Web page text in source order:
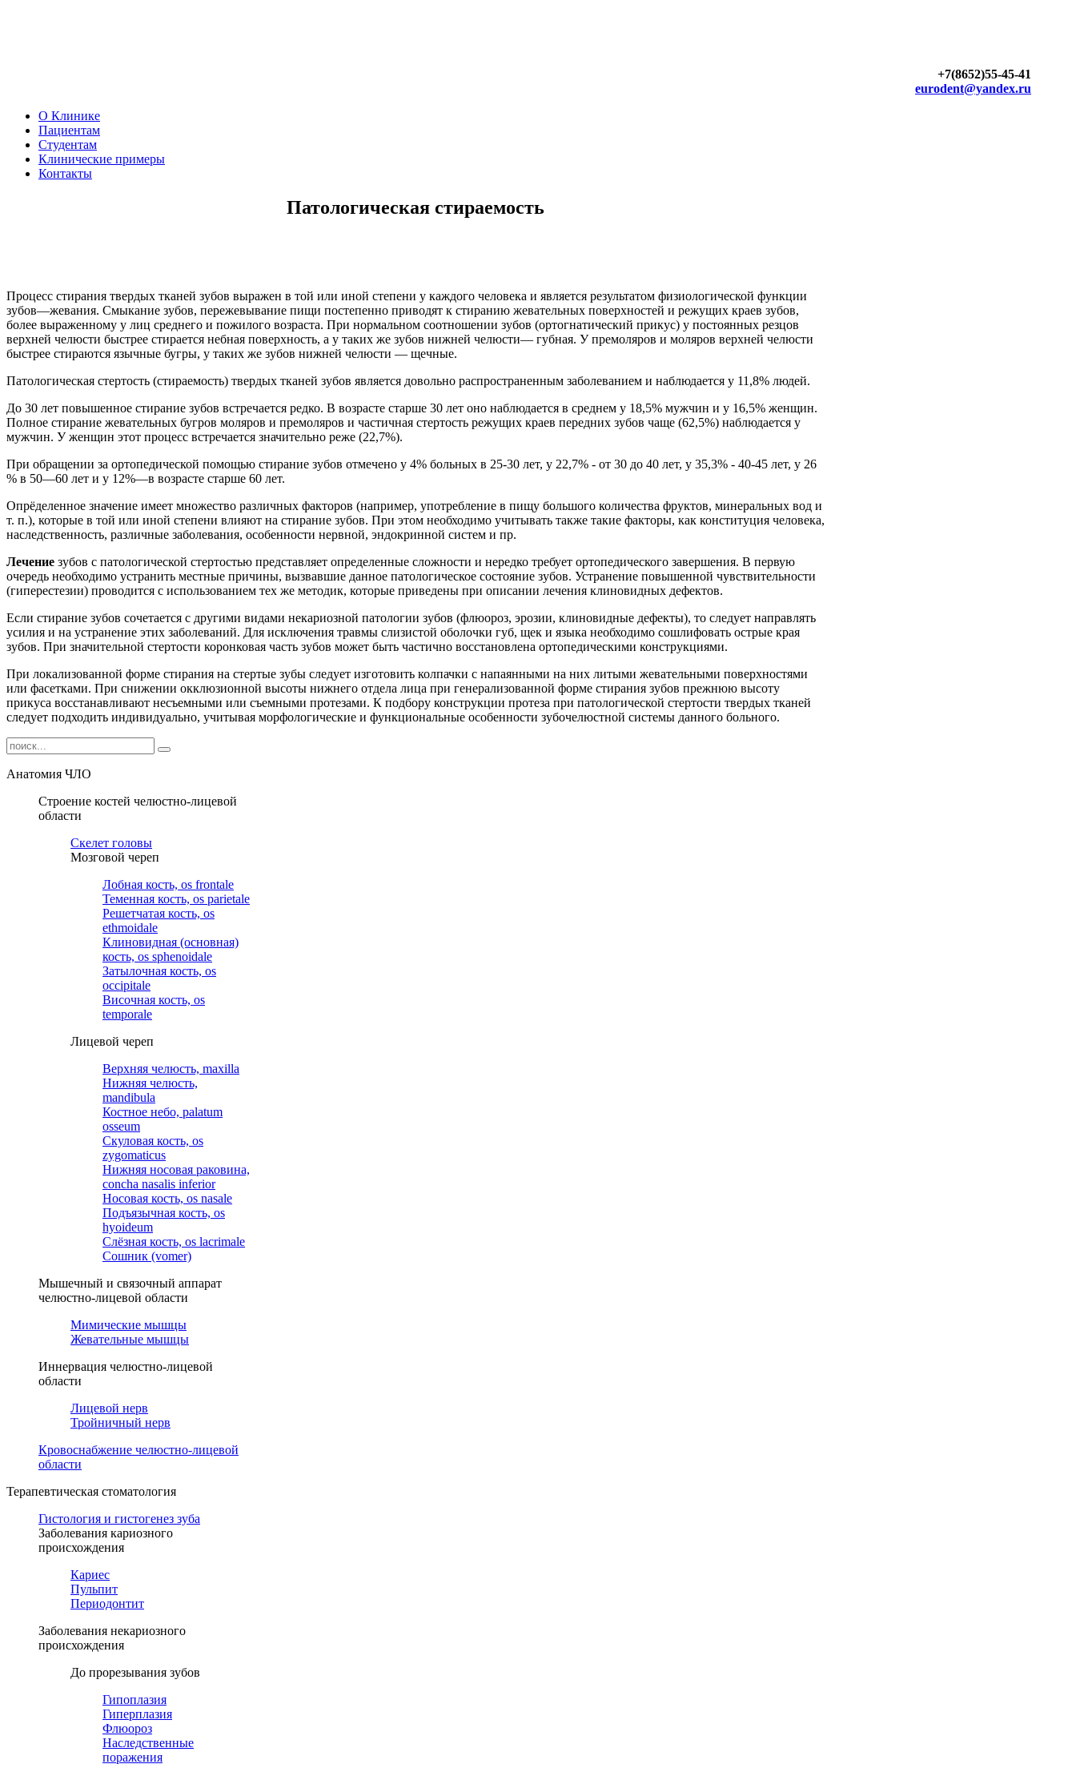
+7(8652)55-45-41
eurodent@yandex.ru
О Клинике
Пациентам
Студентам
Клинические примеры
Контакты
Патологическая стираемость
Процесс стирания твердых тканей зубов выражен в той или иной степени у каждого человека и является результатом физиологической функции
зубов—жевания. Смыкание зубов, пережевывание пищи постепенно приводят к стиранию жевательных поверхностей и режущих краев зубов,
более выраженному у лиц среднего и пожилого возраста. При нормальном соотношении зубов (ортогнатический прикус) у постоянных резцов
верхней челюсти быстрее стирается небная поверхность, а у таких же зубов нижней челюсти— губная. У премоляров и моляров верхней челюсти
быстрее стираются язычные бугры, у таких же зубов нижней челюсти — щечные.
Патологическая стертость (стираемость) твердых тканей зубов является довольно распространенным заболеванием и наблюдается у 11,8% людей.
До 30 лет повы­шенное стирание зубов встречается редко. В возрасте старше 30 лет оно наблюдается в среднем у 18,5% мужчин и у 16,5% женщин.
Полное стирание жевательных бугров моляров и премоляров и частичная стертость режущих краев передних зубов чаще (62,5%) наблюдается у
мужчин. У женщин этот процесс встречается значительно реже (22,7%).
При обращении за ортопедической помощью стирание зубов oтмечено у 4% больных в 25-30 лет, у 22,7% - от 30 до 40 лет, у 35,3% - 40-45 лет, у 26
% в 50—60 лет и у 12%—в возрасте старше 60 лет.
Опрёделенное значение имеет множество различных факторов (например, употребление в пищу большого количества фруктов, минеральных вод и
т. п.), которые в той или иной степени влияют на стирание зубов. При этом необходимо учитывать также такие факторы, как конституция человека,
наследственность, различные заболевания, особенности нервной, эндокринной систем и пр.
Лечение зубов с патологической стертостью представляет определенные сложности и нередко требует ортопедичес­кого завершения. В первую
очередь необходимо устранить местные причины, вызвавшие данное патологическое состояние зубов. Устранение повышенной чувствительности
(гиперестезии) проводится с использованием тех же мето­дик, которые приведены при описании лечения клиновидных дефектов.
Если стирание зубов сочетается с другими видами некариозной патологии зубов (флюороз, эрозии, клиновид­ные дефекты), то следует направлять
усилия и на устранение этих заболеваний. Для исключения травмы слизистой оболочки губ, щек и языка необходимо сошлифовать острые края
зубов. При значительной стертости коронковая часть зубов может быть частично восстановлена ортопедическими конструкциями.
При локализованной форме стирания на стертые зубы следует изготовить колпачки с напаянными на них литыми жевательными поверхностями
или фасетками. При снижении окклюзионной высоты нижнего отдела лица при генерализованной форме стирания зубов прежнюю высоту
прикуса восстанавливают несъемными или съемными протезами. К подбору конструкции протеза при патологической стертости твердых тканей
следует подходить индивидуально, учитывая морфологические и функциональные особенности зубочелюстной системы данного больного.
Анатомия ЧЛО
Строение костей челюстно-лицевой
области
Cкелет головы
Мозговой череп
Лобная кость, os frontale
Теменная кость, os parietale
Решетчатая кость, os
ethmoidale
Клиновидная (основная)
кость, os sphenoidale
Затылочная кость, os
occipitale
Височная кость, os
temporale
Лицевой череп
Верхняя челюсть, maxilla
Нижняя челюсть,
mandibula
Костное небо, palatum
osseum
Скуловая кость, os
zygomaticus
Нижняя носовая раковина,
concha nasalis inferior
Носовая кость, os nasale
Подъязычная кость, os
hyoideum
Слёзная кость, os lacrimale
Сошник (vomer)
Мышечный и связочный аппарат
челюстно-лицевой области
Мимические мышцы
Жевательные мышцы
Иннервация челюстно-лицевой
области
Лицевой нерв
Тройничный нерв
Кровоснабжение челюстно-лицевой
области
Терапевтическая стоматология
Гистология и гистогенез зуба
Заболевания кариозного
происхождения
Кариес
Пульпит
Периодонтит
Заболевания некариозного
происхождения
До прорезывания зубов
Гипоплазия
Гиперплазия
Флюороз
Наследственные
поражения